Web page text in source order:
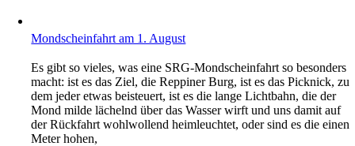
Mondscheinfahrt am 1. August
Es gibt so vieles, was eine SRG-Mondscheinfahrt so besonders
macht: ist es das Ziel, die Reppiner Burg, ist es das Picknick, zu
dem jeder etwas beisteuert, ist es die lange Lichtbahn, die der
Mond milde lächelnd über das Wasser wirft und uns damit auf
der Rückfahrt wohlwollend heimleuchtet, oder sind es die einen
Meter hohen,